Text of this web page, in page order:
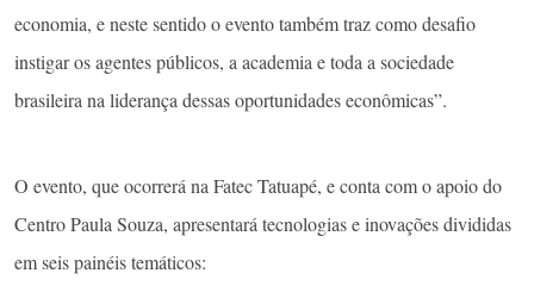
economia, e neste sentido o evento também traz como desafio
instigar os agentes públicos, a academia e toda a sociedade
brasileira na liderança dessas oportunidades econômicas”.
O evento, que ocorrerá na Fatec Tatuapé, e conta com o apoio do
Centro Paula Souza, apresentará tecnologias e inovações divididas
em seis painéis temáticos: